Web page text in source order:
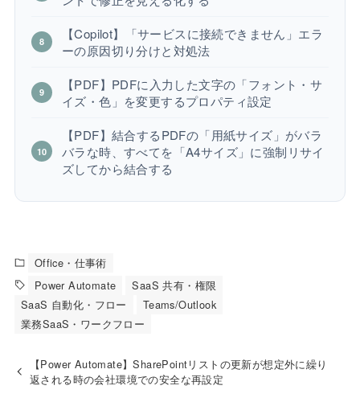
【Copilot】「サービスに接続できません」エラ
ーの原因切り分けと対処法
【PDF】PDFに入力した文字の「フォント・サ
イズ・色」を変更するプロパティ設定
【PDF】結合するPDFの「用紙サイズ」がバラ
バラな時、すべてを「A4サイズ」に強制リサイ
ズしてから結合する
Office・仕事術
Power Automate
SaaS 共有・権限
SaaS 自動化・フロー
Teams/Outlook
業務SaaS・ワークフロー
【Power Automate】SharePointリストの更新が想定外に繰り
返される時の会社環境での安全な再設定